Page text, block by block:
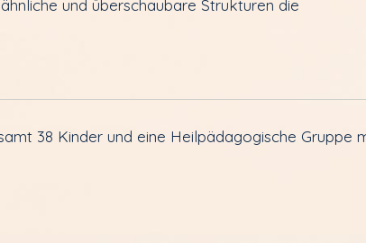
und überschaubare Strukturen die
38 Kinder und eine Heilpädagogische Gruppe